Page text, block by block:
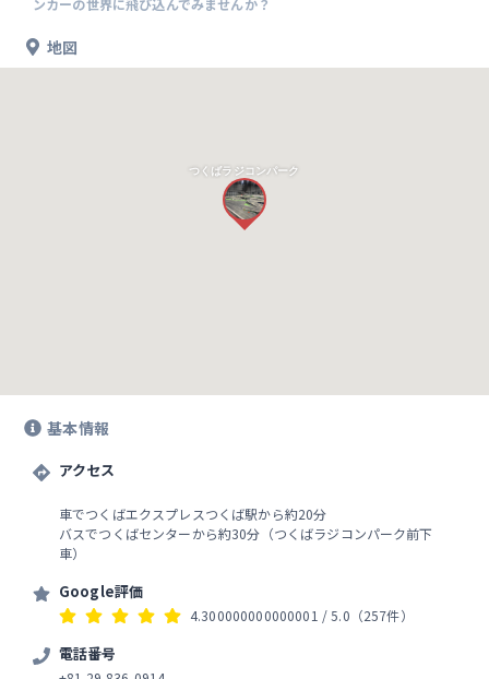
地図
つくばラジコンパーク
基本情報
アクセス
車でつくばエクスプレスつくば駅から約20分
バスでつくばセンターから約30分（つくばラジコンパーク前下
車）
Google評価
4.300000000000001 / 5.0 （257件）
電話番号